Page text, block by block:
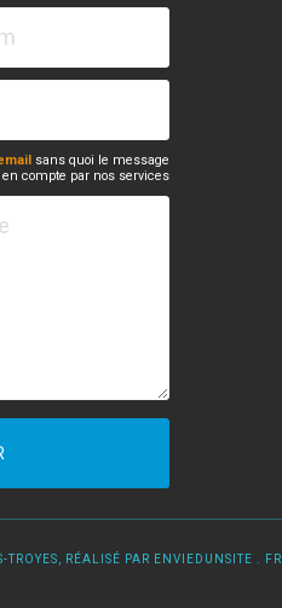
sans quoi le message
compte par nos services
RÉALISÉ PAR ENVIEDUNSITE . FR